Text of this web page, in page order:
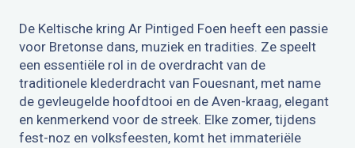
De Keltische kring Ar Pintiged Foen heeft een passie
voor Bretonse dans, muziek en tradities. Ze speelt
een essentiële rol in de overdracht van de
traditionele klederdracht van Fouesnant, met name
de gevleugelde hoofdtooi en de Aven-kraag, elegant
en kenmerkend voor de streek. Elke zomer, tijdens
fest-noz en volksfeesten, komt het immateriële